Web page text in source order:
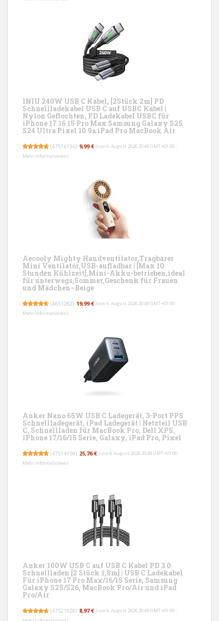
INIU 240W USB C Kabel, [2Stück 2m] PD
Schnellladekabel USB C auf USBC Kabel |
Nylon Geflochten, PD Ladekabel USBC für
iPhone 17 16 15 Pro Max Samsung Galaxy S25
S24 Ultra Pixel 10 9a iPad Pro MacBook Air
(47516136) 9,99 € (von 6. August 2026 20:49 GMT +01:00 -
Mehr Informationen)
Aecooly Mighty Handventilator,Tragbarer
Mini Ventilator,USB-aufladbar | [Max 10
Stunden Kühlzeit],Mini-Akku-betrieben,ideal
für unterwegs,Sommer,Geschenk für Frauen
und Mädchen–Beige
(4651282) 19,99 € (von 6. August 2026 20:49 GMT +01:00 -
Mehr Informationen)
Anker Nano 65W USB C Ladegerät, 3-Port PPS
Schnellladegerät, iPad Ladegerät | Netzteil USB
C, Schnellladen für MacBook Pro, Dell XPS,
iPhone 17/16/15 Serie, Galaxy, iPad Pro, Pixel
(47514159) 25,76 € (von 6. August 2026 20:49 GMT +01:00 -
Mehr Informationen)
Anker 100W USB C auf USB C Kabel PD 3.0
Schnellladen [2 Stück 1,8m] | USB C Ladekabel
Für iPhone 17 Pro Max/16/15 Serie, Samsung
Galaxy S25/S26, MacBook Pro/Air und iPad
Pro/Air
(47521928) 8,97 € (von 6. August 2026 20:49 GMT +01:00 -